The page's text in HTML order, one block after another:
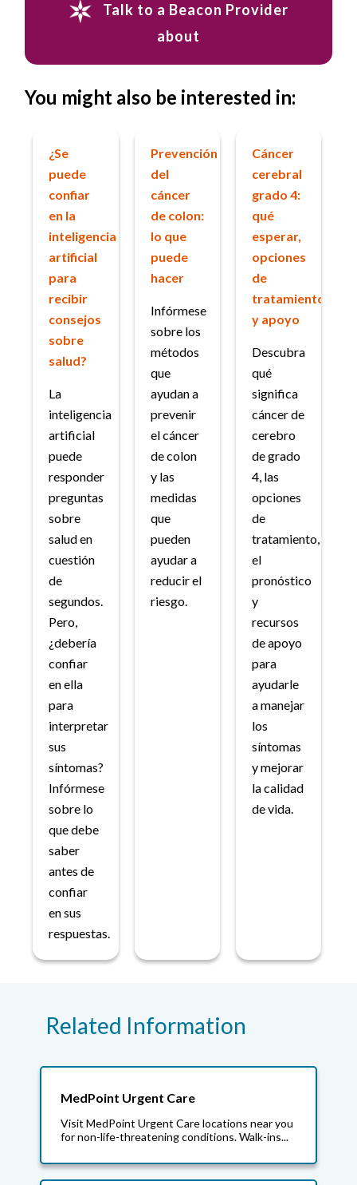
Talk to a Beacon Provider
about
You might also be interested in:
¿Se
puede
confiar
en la
inteligencia
artificial
para
recibir
consejos
sobre
salud?
La
inteligencia
artificial
puede
responder
preguntas
sobre
salud en
cuestión
de
segundos.
Pero,
¿debería
confiar
en ella
para
interpretar
sus
síntomas?
Infórmese
sobre lo
que debe
saber
antes de
confiar
en sus
respuestas.
Prevención
del
cáncer
de colon:
lo que
puede
hacer
Infórmese
sobre los
métodos
que
ayudan a
prevenir
el cáncer
de colon
y las
medidas
que
pueden
ayudar a
reducir el
riesgo.
Cáncer
cerebral
grado 4:
qué
esperar,
opciones
de
tratamiento
y apoyo
Descubra
qué
significa
cáncer de
cerebro
de grado
4, las
opciones
de
tratamiento,
el
pronóstico
y
recursos
de apoyo
para
ayudarle
a manejar
los
síntomas
y mejorar
la calidad
de vida.
Related Information
MedPoint Urgent Care
Visit MedPoint Urgent Care locations near you
for non-life-threatening conditions. Walk-ins...